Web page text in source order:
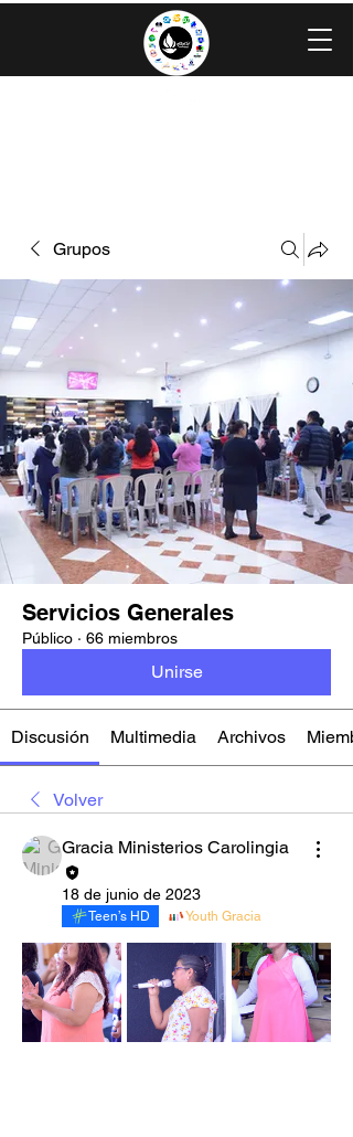
Grupos
Servicios Generales
Público · 66 miembros
Unirse
Discusión Multimedia Archivos
Volver
Gracia Ministerios Carolingia
18 de junio de 2023
Teen’s HD Youth Gracia